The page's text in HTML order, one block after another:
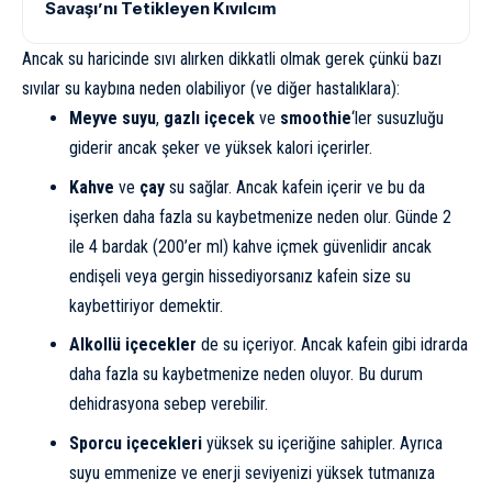
Savaşı’nı Tetikleyen Kıvılcım
Ancak su haricinde sıvı alırken dikkatli olmak gerek çünkü bazı
sıvılar su kaybına neden olabiliyor (ve diğer hastalıklara):
Meyve suyu, gazlı içecek ve smoothie‘ler susuzluğu
giderir ancak şeker ve yüksek kalori içerirler.
Kahve ve çay su sağlar. Ancak kafein içerir ve bu da
işerken daha fazla su kaybetmenize neden olur. Günde 2
ile 4 bardak (200’er ml) kahve içmek güvenlidir ancak
endişeli veya gergin hissediyorsanız kafein size su
kaybettiriyor demektir.
Alkollü içecekler de su içeriyor. Ancak kafein gibi idrarda
daha fazla su kaybetmenize neden oluyor. Bu durum
dehidrasyona sebep verebilir.
Sporcu içecekleri yüksek su içeriğine sahipler. Ayrıca
suyu emmenize ve enerji seviyenizi yüksek tutmanıza